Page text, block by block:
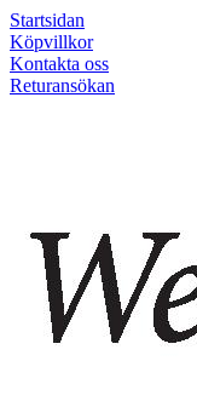
Startsidan
Köpvillkor
Kontakta oss
Returansökan